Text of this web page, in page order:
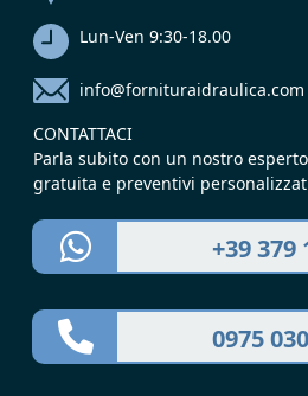
Lun-Ven 9:30-18.00
info@fornituraidraulica.com
CONTATTACI
Parla subito con un nostro
gratuita e preventivi
+39 379
0975